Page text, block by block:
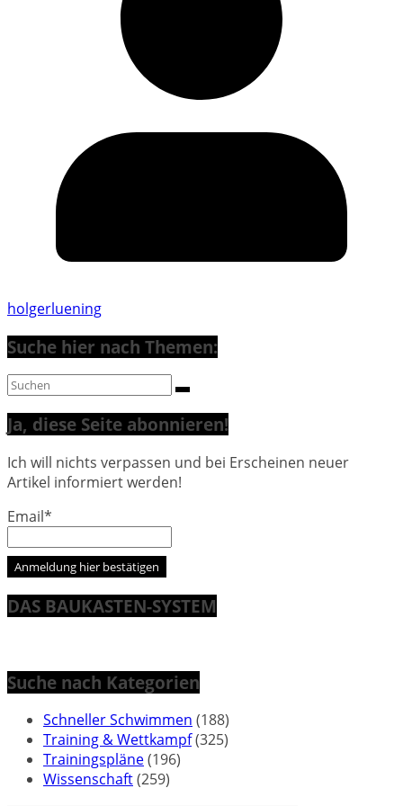
holgerluening
Suche hier nach Themen:
Ja, diese Seite abonnieren!
Ich will nichts verpassen und bei Erscheinen neuer
Artikel informiert werden!
Email*
DAS BAUKASTEN-SYSTEM
Suche nach Kategorien
Schneller Schwimmen (188)
Training & Wettkampf(325)
Trainingspläne(196)
Wissenschaft(259)